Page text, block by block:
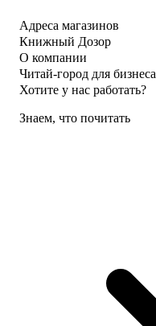
Адреса магазинов
Книжный Дозор
О компании
Читай-город для бизнеса
Хотите у нас работать?
Знаем, что почитать